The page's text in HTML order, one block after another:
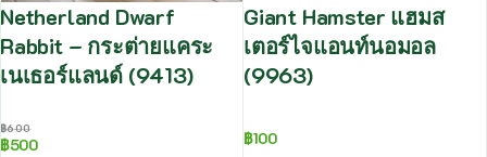
Netherland Dwarf
Rabbit – กระต่ายแคระ
เนเธอร์แลนด์ (9413)
฿600
฿500
Giant Hamster แฮมส
เตอร์ไจแอนท์นอมอล
(9963)
฿100